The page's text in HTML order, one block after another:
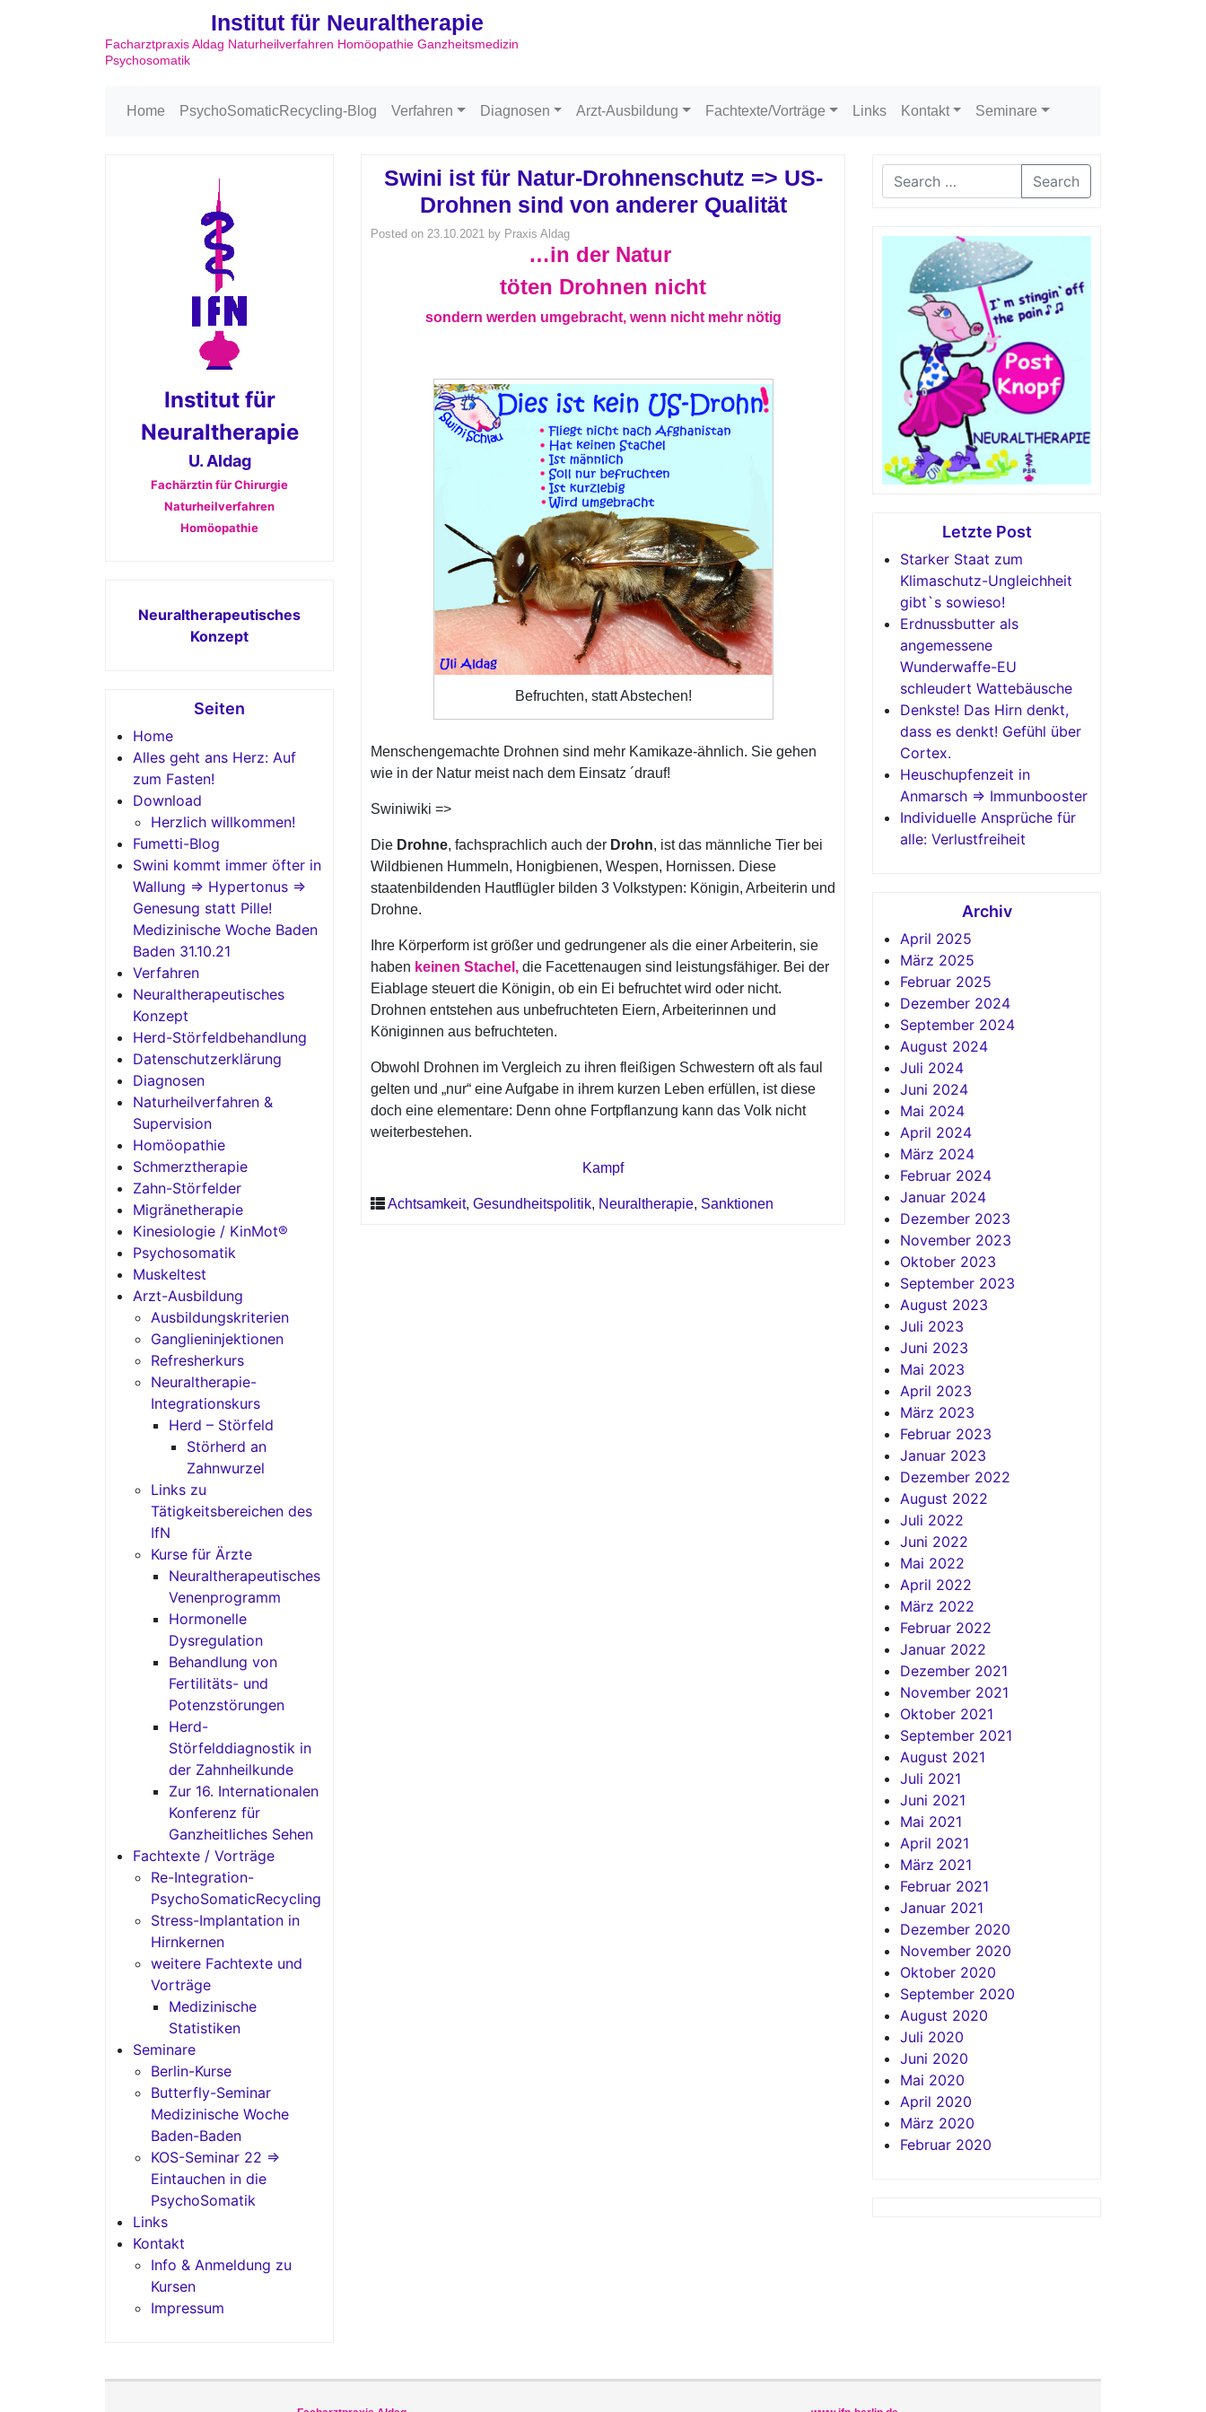
Institut für Neuraltherapie
Facharztpraxis Aldag Naturheilverfahren Homöopathie Ganzheitsmedizin
Psychosomatik
Home PsychoSomaticRecycling-Blog Verfahren Diagnosen Arzt-Ausbildung Fachtexte/Vorträge Links Kontakt Seminare
Institut für
Neuraltherapie
U. Aldag
Fachärztin für Chirurgie
Naturheilverfahren
Homöopathie
Neuraltherapeutisches
Konzept
Seiten
Home
Alles geht ans Herz: Auf
zum Fasten!
Download
Herzlich willkommen!
Fumetti-Blog
Swini kommt immer öfter in
Wallung => Hypertonus =>
Genesung statt Pille!
Medizinische Woche Baden
Baden 31.10.21
Verfahren
Neuraltherapeutisches
Konzept
Herd-Störfeldbehandlung
Datenschutzerklärung
Diagnosen
Naturheilverfahren &
Supervision
Homöopathie
Schmerztherapie
Zahn-Störfelder
Migränetherapie
Kinesiologie / KinMot®
Psychosomatik
Muskeltest
Arzt-Ausbildung
Ausbildungskriterien
Ganglieninjektionen
Refresherkurs
Neuraltherapie-
Integrationskurs
Herd – Störfeld
Störherd an
Zahnwurzel
Links zu
Tätigkeitsbereichen des
IfN
Kurse für Ärzte
Neuraltherapeutisches
Venenprogramm
Hormonelle
Dysregulation
Behandlung von
Fertilitäts- und
Potenzstörungen
Herd-
Störfelddiagnostik in
der Zahnheilkunde
Zur 16. Internationalen
Konferenz für
Ganzheitliches Sehen
Fachtexte / Vorträge
Re-Integration-
PsychoSomaticRecycling
Stress-Implantation in
Hirnkernen
weitere Fachtexte und
Vorträge
Medizinische
Statistiken
Seminare
Berlin-Kurse
Butterfly-Seminar
Medizinische Woche
Baden-Baden
KOS-Seminar 22 =>
Eintauchen in die
PsychoSomatik
Links
Kontakt
Info & Anmeldung zu
Kursen
Impressum
Swini ist für Natur-Drohnenschutz => US-
Drohnen sind von anderer Qualität
Posted on 23.10.2021 by Praxis Aldag
…in der Natur
töten Drohnen nicht
sondern werden umgebracht, wenn nicht mehr nötig
Befruchten, statt Abstechen!
Menschengemachte Drohnen sind mehr Kamikaze-ähnlich. Sie gehen
wie in der Natur meist nach dem Einsatz ´drauf!
Swiniwiki =>
Die Drohne, fachsprachlich auch der Drohn, ist das männliche Tier bei
Wildbienen Hummeln, Honigbienen, Wespen, Hornissen. Diese
staatenbildenden Hautflügler bilden 3 Volkstypen: Königin, Arbeiterin und
Drohne.
Ihre Körperform ist größer und gedrungener als die einer Arbeiterin, sie
haben keinen Stachel, die Facettenaugen sind leistungsfähiger. Bei der
Eiablage steuert die Königin, ob ein Ei befruchtet wird oder nicht.
Drohnen entstehen aus unbefruchteten Eiern, Arbeiterinnen und
Königinnen aus befruchteten.
Obwohl Drohnen im Vergleich zu ihren fleißigen Schwestern oft als faul
gelten und „nur“ eine Aufgabe in ihrem kurzen Leben erfüllen, ist diese
doch eine elementare: Denn ohne Fortpflanzung kann das Volk nicht
weiterbestehen.
Kampf
Achtsamkeit, Gesundheitspolitik, Neuraltherapie, Sanktionen
Search
Letzte Post
Starker Staat zum
Klimaschutz-Ungleichheit
gibt`s sowieso!
Erdnussbutter als
angemessene
Wunderwaffe-EU
schleudert Wattebäusche
Denkste! Das Hirn denkt,
dass es denkt! Gefühl über
Cortex.
Heuschupfenzeit in
Anmarsch => Immunbooster
Individuelle Ansprüche für
alle: Verlustfreiheit
Archiv
April 2025
März 2025
Februar 2025
Dezember 2024
September 2024
August 2024
Juli 2024
Juni 2024
Mai 2024
April 2024
März 2024
Februar 2024
Januar 2024
Dezember 2023
November 2023
Oktober 2023
September 2023
August 2023
Juli 2023
Juni 2023
Mai 2023
April 2023
März 2023
Februar 2023
Januar 2023
Dezember 2022
August 2022
Juli 2022
Juni 2022
Mai 2022
April 2022
März 2022
Februar 2022
Januar 2022
Dezember 2021
November 2021
Oktober 2021
September 2021
August 2021
Juli 2021
Juni 2021
Mai 2021
April 2021
März 2021
Februar 2021
Januar 2021
Dezember 2020
November 2020
Oktober 2020
September 2020
August 2020
Juli 2020
Juni 2020
Mai 2020
April 2020
März 2020
Februar 2020